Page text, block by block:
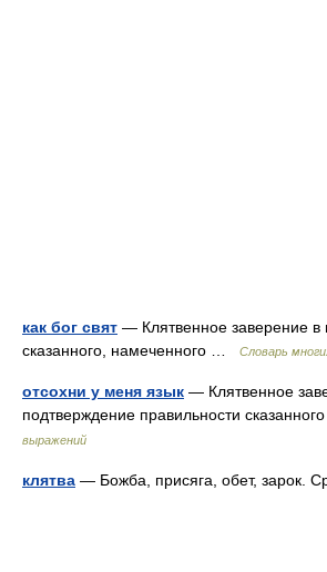
как бог свят — Клятвенное заверение в
сказанного, намеченного …
Словарь
отсохни у меня язык — Клятвенное
подтверждение правильности
выражений
клятва — Божба, присяга, обет, зарок.